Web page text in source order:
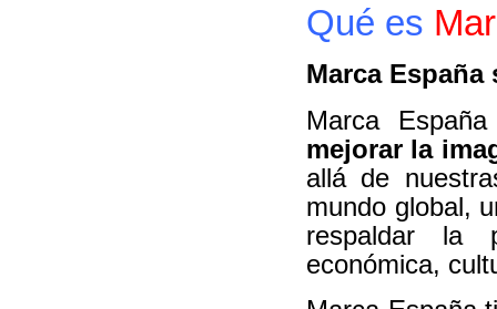
Qué es
Marca
Marca
mejorar la
allá de
mundo global,
respaldar la
económica,